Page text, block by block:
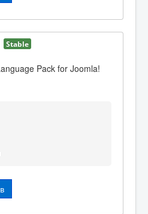
Stable
Pack for Joomla!